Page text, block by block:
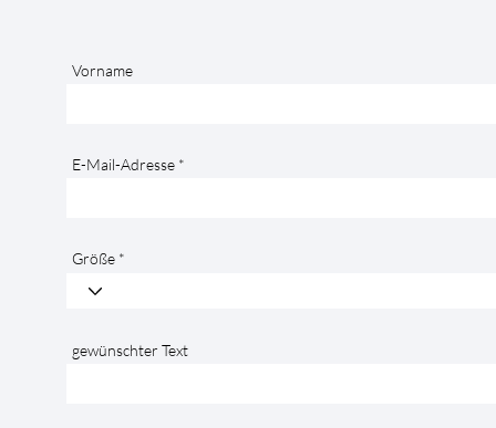
Vorname
E-Mail-Adresse
Größe
gewünschter Text